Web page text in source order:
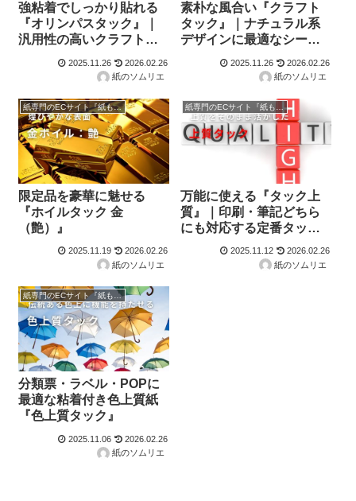
強粘着でしっかり貼れる
『オリンパスタック』｜
汎用性の高いクラフトシ
2025.11.26
2026.02.26
紙のソムリエ
素朴な風合い『クラフト
タック』｜ナチュラル系
デザインに最適なシール
2025.11.26
2026.02.26
紙のソムリエ
紙専門のECサイト『紙もっと！』の商品紹介！
限定品を豪華に魅せる
『ホイルタック 金
（艶）』
2025.11.19
2026.02.26
紙のソムリエ
万能に使える『タック上
質』｜印刷・筆記どちら
にも対応する定番タック
2025.11.12
2026.02.26
紙のソムリエ
紙専門のECサイト『紙もっと！』の商品紹介！
分類票・ラベル・POPに
最適な粘着付き色上質紙
『色上質タック』
2025.11.06
2026.02.26
紙のソムリエ